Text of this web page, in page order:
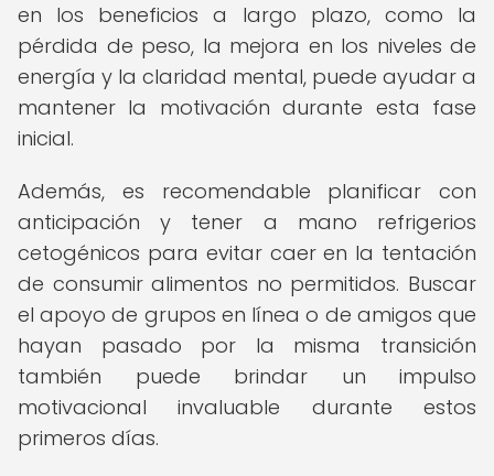
en los beneficios a largo plazo, como la
pérdida de peso, la mejora en los niveles de
energía y la claridad mental, puede ayudar a
mantener la motivación durante esta fase
inicial.
Además, es recomendable planificar con
anticipación y tener a mano refrigerios
cetogénicos para evitar caer en la tentación
de consumir alimentos no permitidos. Buscar
el apoyo de grupos en línea o de amigos que
hayan pasado por la misma transición
también puede brindar un impulso
motivacional invaluable durante estos
primeros días.